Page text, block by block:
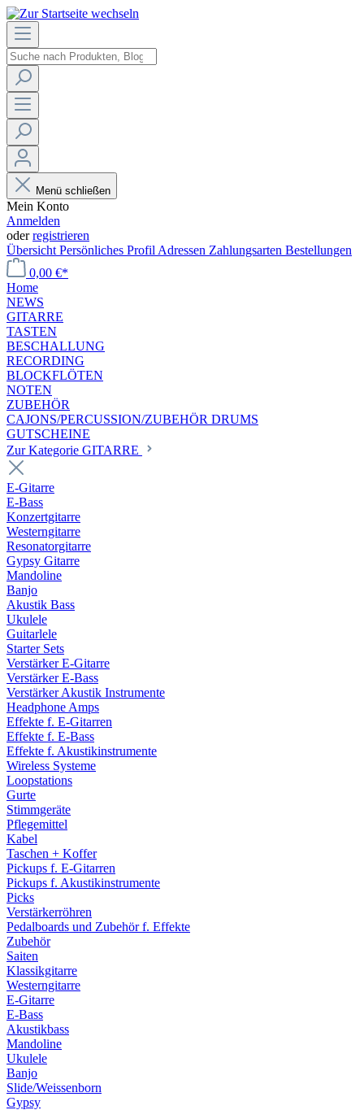
Menü schließen
Mein Konto
Anmelden
oderregistrieren
Übersicht Persönliches Profil Adressen Zahlungsarten Bestellungen
0,00 €*
Home
NEWS
GITARRE
TASTEN
BESCHALLUNG
RECORDING
BLOCKFLÖTEN
NOTEN
ZUBEHÖR
CAJONS/PERCUSSION/ZUBEHÖR DRUMS
GUTSCHEINE
Zur Kategorie GITARRE
E-Gitarre
E-Bass
Konzertgitarre
Westerngitarre
Resonatorgitarre
Gypsy Gitarre
Mandoline
Banjo
Akustik Bass
Ukulele
Guitarlele
Starter Sets
Verstärker E-Gitarre
Verstärker E-Bass
Verstärker Akustik Instrumente
Headphone Amps
Effekte f. E-Gitarren
Effekte f. E-Bass
Effekte f. Akustikinstrumente
Wireless Systeme
Loopstations
Gurte
Stimmgeräte
Pflegemittel
Kabel
Taschen + Koffer
Pickups f. E-Gitarren
Pickups f. Akustikinstrumente
Picks
Verstärkerröhren
Pedalboards und Zubehör f. Effekte
Zubehör
Saiten
Klassikgitarre
Westerngitarre
E-Gitarre
E-Bass
Akustikbass
Mandoline
Ukulele
Banjo
Slide/Weissenborn
Gypsy